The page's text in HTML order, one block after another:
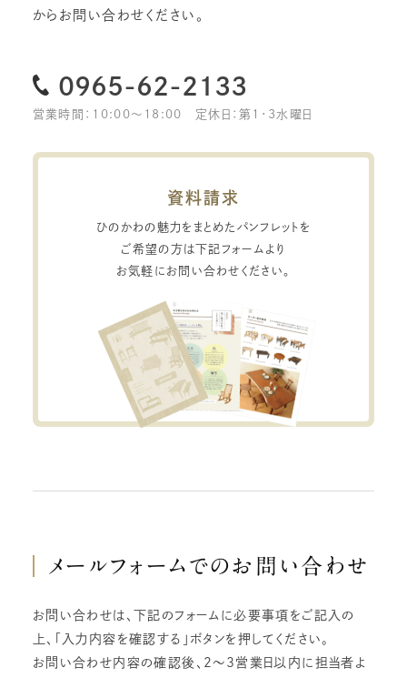
からお問い合わせください。
0965-62-2133
営業時間：10:00〜18:00 定休日：第1・3水曜日
資料請求
ひのかわの魅力をまとめたパンフレットを
ご希望の方は下記フォームより
お気軽にお問い合わせください。
メールフォームでのお問い合わせ
お問い合わせは、下記のフォームに必要事項をご記入の
上、「入力内容を確認する」ボタンを押してください。
お問い合わせ内容の確認後、2～3営業日以内に担当者よ